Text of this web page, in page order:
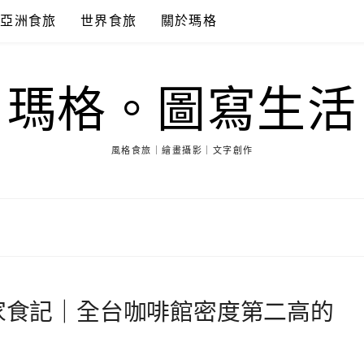
亞洲食旅 世界食旅 關於瑪格
瑪格。圖寫生活
風格食旅｜繪畫攝影｜文字創作
記｜全台咖啡館密度第二高的